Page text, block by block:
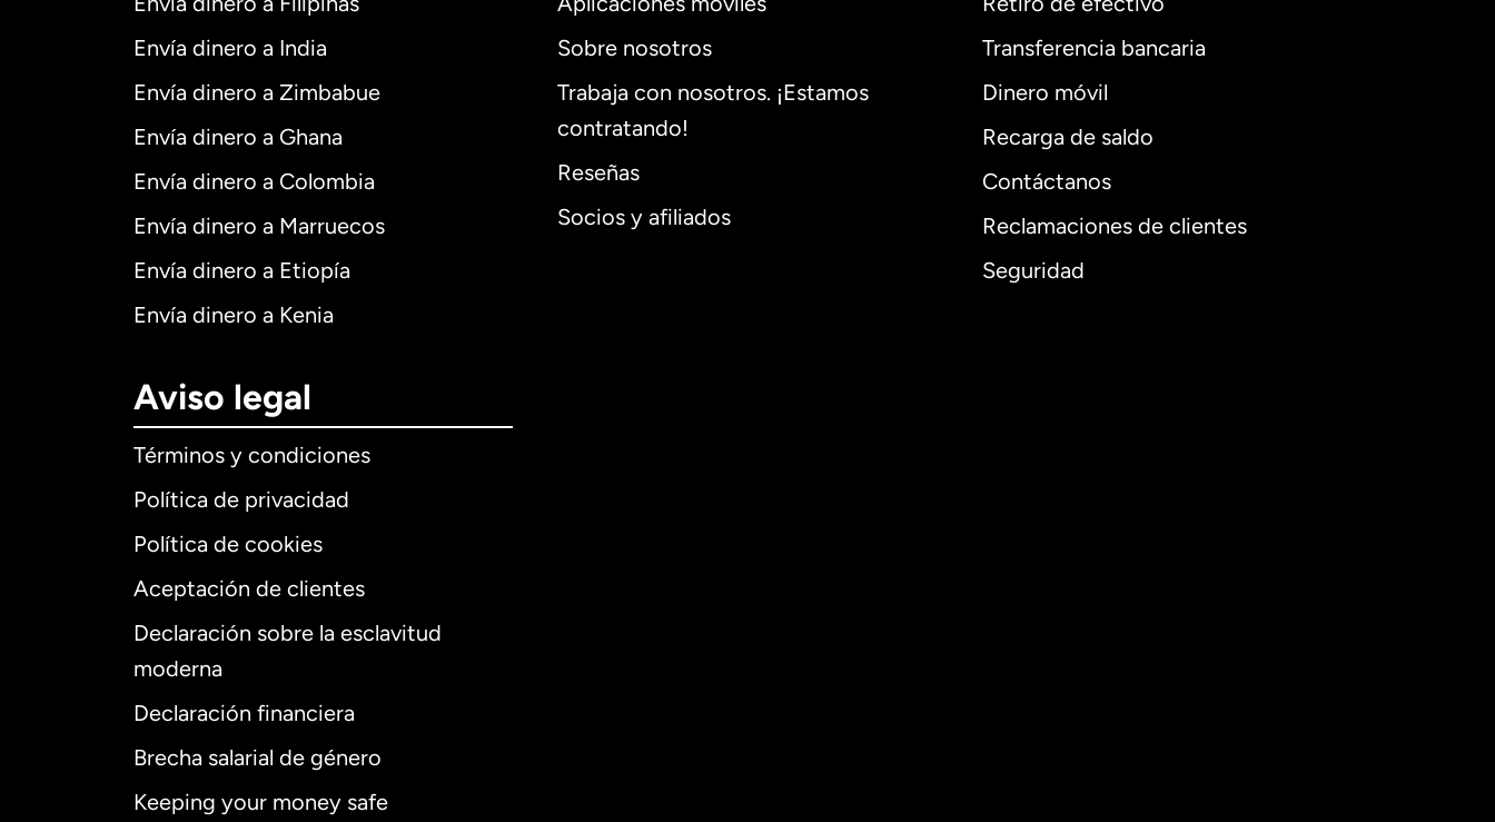
Envía dinero a India
Envía dinero a Zimbabue
Envía dinero a Ghana
Envía dinero a Colombia
Envía dinero a Marruecos
Envía dinero a Etiopía
Envía dinero a Kenia
Sobre nosotros
Trabaja con nosotros. ¡Estamos
contratando!
Reseñas
Socios y afiliados
Transferencia bancaria
Dinero móvil
Recarga de saldo
Contáctanos
Reclamaciones de clientes
Seguridad
Aviso legal
Términos y condiciones
Política de privacidad
Política de cookies
Aceptación de clientes
Declaración sobre la esclavitud
moderna
Declaración financiera
Brecha salarial de género
Keeping your money safe
Internacional
Alemania